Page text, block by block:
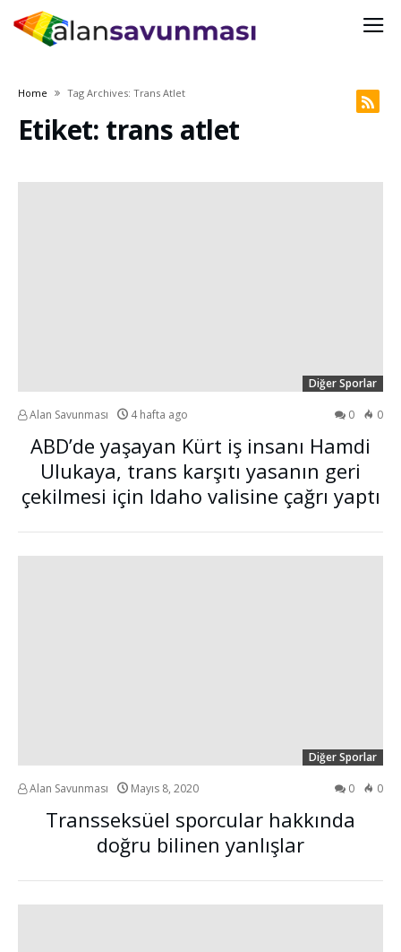
Home Tag Archives: Trans Atlet
Etiket: trans atlet
Diğer Sporlar
Alan Savunması 4 hafta ago 0 0
ABD’de yaşayan Kürt iş insanı Hamdi
Ulukaya, trans karşıtı yasanın geri
çekilmesi için Idaho valisine çağrı yaptı
Diğer Sporlar
Alan Savunması Mayıs 8, 2020 0 0
Transseksüel sporcular hakkında
doğru bilinen yanlışlar